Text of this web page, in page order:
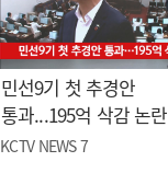
민선9기 첫 추경안
통과...195억 삭감 논란
KCTV NEWS 7